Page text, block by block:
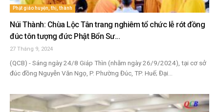
Phật giáo huyện, thị, thành
Núi Thành: Chùa Lộc Tân trang nghiêm tổ chức lễ rót đồng
đúc tôn tượng đức Phật Bổn Sư...
27 Tháng 9, 2024
(QCB) - Sáng ngày 24/8 Giáp Thìn (nhằm ngày 26/9/2024), tại cơ sở
đúc đồng Nguyễn Văn Ngọ, P. Phường Đúc, TP. Huế; Đại...